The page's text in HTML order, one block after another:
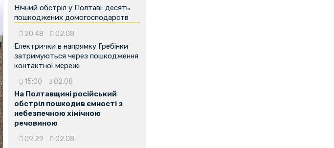
Нічний обстріл у Полтаві: десять
пошкоджених домогосподарств
20:48 02.08
Електрички в напрямку Гребінки
затримуються через пошкодження
контактної мережі
15:00 02.08
На Полтавщині російський
обстріл пошкодив ємності з
небезпечною хімічною
речовиною
09:29 02.08